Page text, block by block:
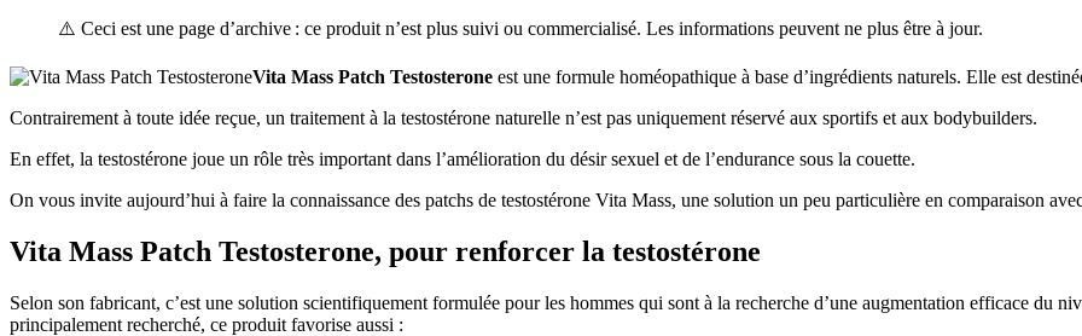
⚠️ Ceci est une page d’archive : ce produit n’est plus suivi ou commercialisé. Les informations peuvent ne plus être à jour.
Vita Mass Patch Testosterone est une formule homéopathique à base d’ingrédients naturels. Elle est
Contrairement à toute idée reçue, un traitement à la testostérone naturelle n’est pas uniquement réservé aux sportifs et aux bodybuilders.
En effet, la testostérone joue un rôle très important dans l’amélioration du désir sexuel et de l’endurance sous la couette.
On vous invite aujourd’hui à faire la connaissance des patchs de testostérone Vita Mass, une solution un peu particulière en comparaison
Vita Mass Patch Testosterone, pour renforcer la testostérone
Selon son fabricant, c’est une solution scientifiquement formulée pour les hommes qui sont à la recherche d’une augmentation efficace du
principalement recherché, ce produit favorise aussi :